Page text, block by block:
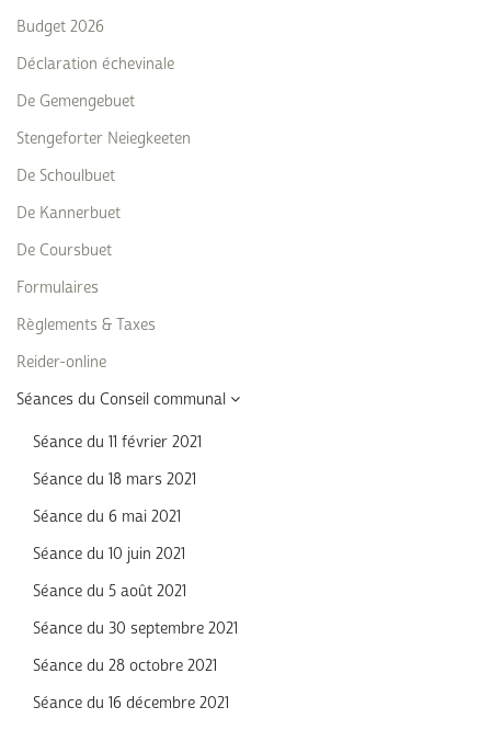
Budget 2026
Déclaration échevinale
De Gemengebuet
Stengeforter Neiegkeeten
De Schoulbuet
De Kannerbuet
De Coursbuet
Formulaires
Règlements & Taxes
Reider-online
Séances du Conseil communal
Séance du 11 février 2021
Séance du 18 mars 2021
Séance du 6 mai 2021
Séance du 10 juin 2021
Séance du 5 août 2021
Séance du 30 septembre 2021
Séance du 28 octobre 2021
Séance du 16 décembre 2021